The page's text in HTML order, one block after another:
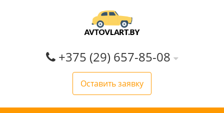
+375 (29) 657-85-08
Оставить заявку